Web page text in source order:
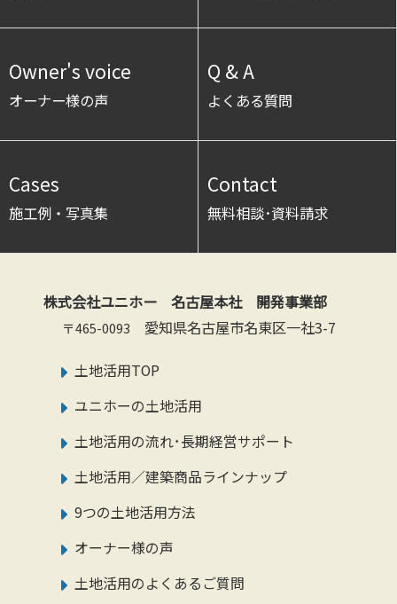
Owner's voice
オーナー様の声
Q & A
よくある質問
Cases
施工例・写真集
Contact
無料相談･資料請求
株式会社ユニホー 名古屋本社 開発事業部
〒465-0093 愛知県名古屋市名東区一社3-7
土地活用TOP
ユニホーの土地活用
土地活用の流れ･長期経営サポート
土地活用／建築商品ラインナップ
9つの土地活用方法
オーナー様の声
土地活用のよくあるご質問